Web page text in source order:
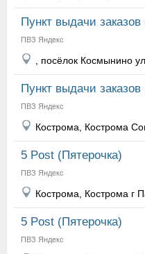
Пункт выдачи заказов
ПВЗ Яндекс
, посёлок Космынино
Пункт выдачи
ПВЗ Яндекс
Кострома, Кострома
5 Post (Пятерочка)
ПВЗ Яндекс
Кострома, Кострома г
5 Post (Пятерочка)
ПВЗ Яндекс